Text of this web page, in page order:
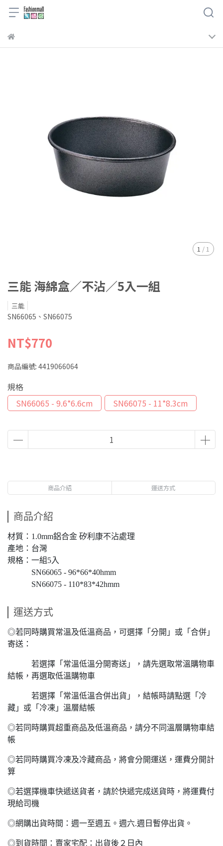
1 / 1
三能 海綿盒／不沾／5入一組
三能
SN66065、SN66075
NT$770
商品編號: 4419066064
規格
SN66065 - 9.6*6.6cm
SN66075 - 11*8.3cm
商品介紹 運送方式
商品介紹
材質：1.0mm鋁合金 矽利康不沾處理
產地：台灣
規格：一組5入
SN66065 - 96*66*40hmm
SN66075 - 110*83*42hmm
運送方式
◎若同時購買常溫及低溫商品，可選擇「分開」或「合併」
寄送：
若選擇「常溫低溫分開寄送」，請先選取常溫購物車
結帳，再選取低溫購物車
若選擇「常溫低溫合併出貨」，結帳時請點選「冷
藏」或「冷凍」溫層結帳
◎若同時購買超重商品及低溫商品，請分不同溫層購物車結
帳
◎若同時購買冷凍及冷藏商品，將會分開運送，運費分開計
算
◎若選擇機車快遞送貨者，請於快遞完成送貨時，將運費付
現給司機
◎網購出貨時間：週一至週五。週六.週日暫停出貨。
◎到貨時間：賣家宅配：出貨後２日內